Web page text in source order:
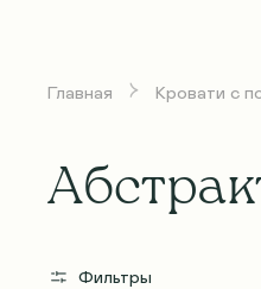
Эллипс
Абстракт
Эллипс
Абстракт
Матрасы
Одеяла
Главная Кровати с
Фильтры